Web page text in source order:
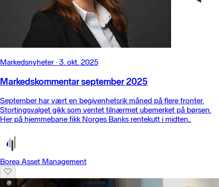
Markedsnyheter · 3. okt. 2025
Markedskommentar september 2025
September har vært en begivenhetsrik måned på flere fronter.
Stortingsvalget gikk som ventet tilnærmet ubemerket på børsen.
Her på hjemmebane fikk Norges Banks rentekutt i midten..
Borea Asset Management